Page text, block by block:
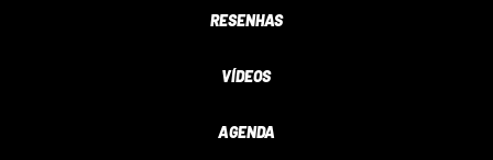
RESENHAS
VÍDEOS
AGENDA